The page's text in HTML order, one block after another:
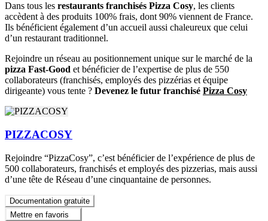
Dans tous les restaurants franchisés Pizza Cosy, les clients
accèdent à des produits 100% frais, dont 90% viennent de France.
Ils bénéficient également d’un accueil aussi chaleureux que celui
d’un restaurant traditionnel.
Rejoindre un réseau au positionnement unique sur le marché de la
pizza Fast-Good et bénéficier de l’expertise de plus de 550
collaborateurs (franchisés, employés des pizzérias et équipe
dirigeante) vous tente ? Devenez le futur franchisé Pizza Cosy
PIZZACOSY
Rejoindre “PizzaCosy”, c’est bénéficier de l’expérience de plus de
500 collaborateurs, franchisés et employés des pizzerias, mais aussi
d’une tête de Réseau d’une cinquantaine de personnes.
Documentation gratuite
Mettre en favoris